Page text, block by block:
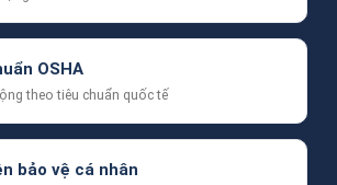
OSHA
theo tiêu chuẩn quốc tế
bảo vệ cá nhân